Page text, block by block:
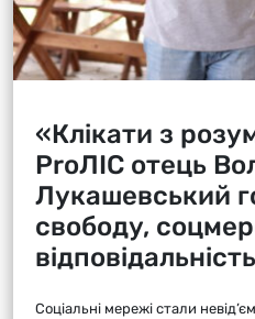
«Клікати з
ProЛІС отець
Лукашевський
свободу,
відповідальність
Соціальні мережі стали